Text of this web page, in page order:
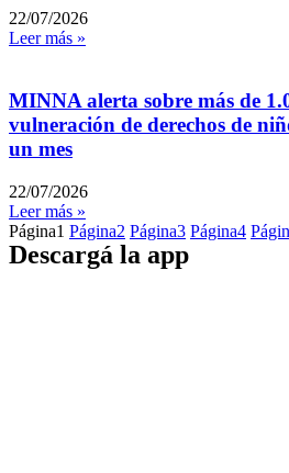
22/07/2026
Leer más »
MINNA alerta sobre más de
vulneración de derechos de
un mes
22/07/2026
Leer más »
Página1 Página2 Página3 Página4
Descargá la app